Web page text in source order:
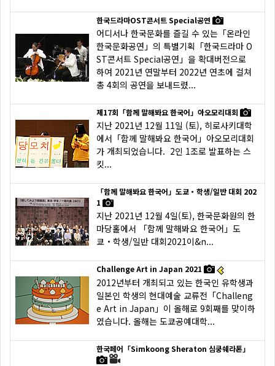
한국드라마OST콘서트 Special공연
어디서나 한국문화를 즐길 수 있는「온라인
한국문화공연」의 특별기획「한국드라마 O
ST콘서트 Special공연」을 확대버전으로
하여 2021년 연말부터 2022년 연초에 걸쳐
총 4회의 공연을 보내드렸...
제17회「함께 말해봐요 한국어」아오모리대회
지난 2021년 12월 11일 (토), 히로사키대학
에서「함께 말해봐요 한국어」아오모리대회
가 개최되었습니다. 2인 1조로 발표하는 스
킷...
「함께 말해봐요 한국어」도쿄・학생/일반 대회 202
1
지난 2021년 12월 4일(토), 한국문화원의 한
마당홀에서 「함께 말해봐요 한국어」도
쿄・학생/일반 대회2021이&n...
Challenge Art in Japan 2021
2012년부터 개최되고 있는 한국인 유학생과
일본인 학생의 현대예술 교류전「Challeng
e Art in Japan」이 올해로 9회째를 맞이하
였습니다. 올해는 도쿄공예대학...
한국페어「Simkoong Sheraton 심쿵쉐라톤」